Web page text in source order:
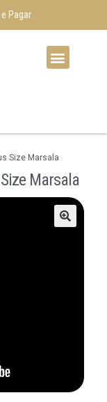
Pagar
Size Marsala
Marsala